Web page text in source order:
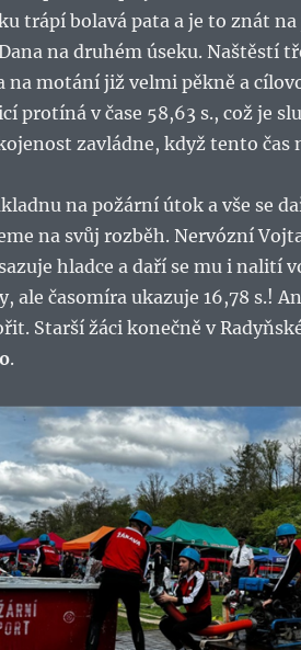
trápí bolavá pata a je to znát
na druhém úseku. Naštěstí
na motání již velmi pěkně a
protíná v čase 58,63 s., což je
zavládne, když tento
na požární útok a vše se
na svůj rozběh. Nervózní
hladce a daří se mu i nalití
ale časomíra ukazuje 16,78 s.!
Starší žáci konečně v
.